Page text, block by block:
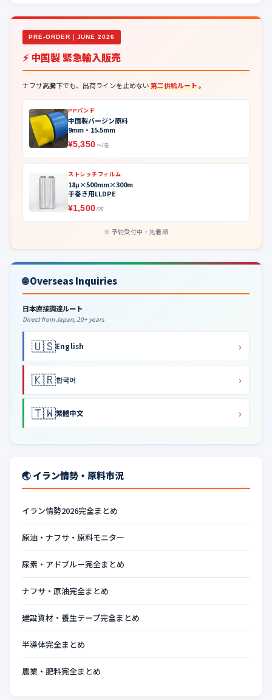
PRE-ORDER｜JUNE 2026
⚡ 中国製 緊急輸入販売
ナフサ高騰下でも、出荷ラインを止めない第二供給ルート。
PPバンド
中国製バージン原料
9mm・15.5mm
¥5,350 〜/巻
ストレッチフィルム
18μ×500mm×300m
手巻き用LLDPE
¥1,500 /本
予約受付中・先着順
🌐 Overseas Inquiries
日本直接調達ルート
Direct from Japan, 20+ years
🇺🇸English ›
🇰🇷한국어 ›
🇹🇼繁體中文 ›
🌏 イラン情勢・原料市況
イラン情勢2026完全まとめ
原油・ナフサ・原料モニター
尿素・アドブルー完全まとめ
ナフサ・原油完全まとめ
建設資材・養生テープ完全まとめ
半導体完全まとめ
農業・肥料完全まとめ